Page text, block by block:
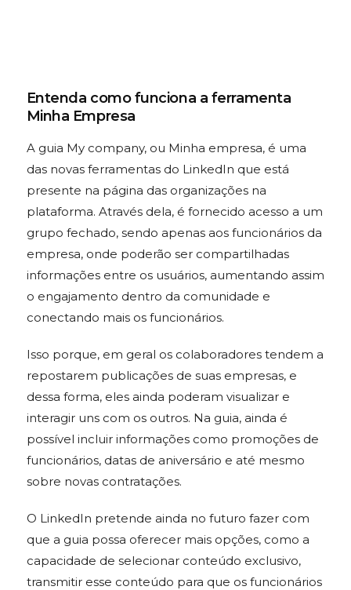
Entenda como funciona a ferramenta
Minha Empresa
A guia My company, ou Minha empresa, é uma
das novas ferramentas do LinkedIn que está
presente na página das organizações na
plataforma. Através dela, é fornecido acesso a um
grupo fechado, sendo apenas aos funcionários da
empresa, onde poderão ser compartilhadas
informações entre os usuários, aumentando assim
o engajamento dentro da comunidade e
conectando mais os funcionários.
Isso porque, em geral os colaboradores tendem a
repostarem publicações de suas empresas, e
dessa forma, eles ainda poderam visualizar e
interagir uns com os outros. Na guia, ainda é
possível incluir informações como promoções de
funcionários, datas de aniversário e até mesmo
sobre novas contratações.
O LinkedIn pretende ainda no futuro fazer com
que a guia possa oferecer mais opções, como a
capacidade de selecionar conteúdo exclusivo,
transmitir esse conteúdo para que os funcionários